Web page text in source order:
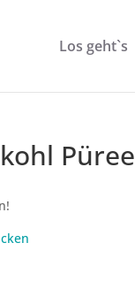
Los geht`s
Püree